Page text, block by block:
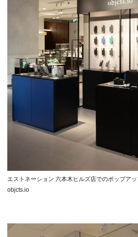
エストネーション 六本木ヒルズ店でのポップア
objcts.io